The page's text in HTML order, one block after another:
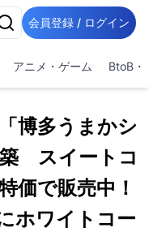
会員登録 / ログイン
アニメ・ゲーム BtoB・
博多うまかシ
築 スイートコ
価で販売中！
ホワイトコー